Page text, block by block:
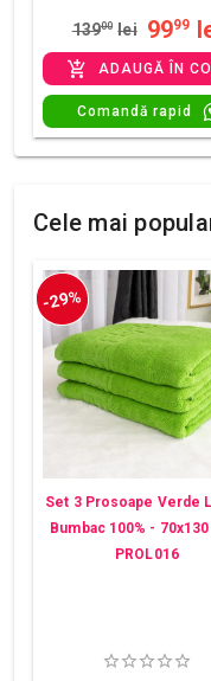
13900 lei 9999
ADAUGĂ ÎN
Comandă rapid
Cele mai
-29%
Set 3 Prosoape Verde
Bumbac 100% -
PROL016